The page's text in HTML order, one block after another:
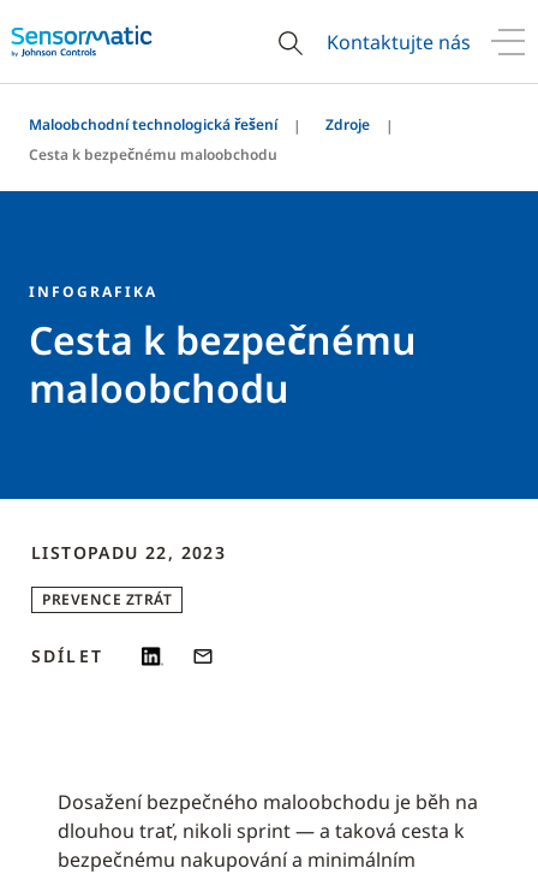
Kontaktujte nás
Maloobchodní technologická řešení
Zdroje
Cesta k bezpečnému maloobchodu
INFOGRAFIKA
Cesta k bezpečnému
maloobchodu
LISTOPADU 22, 2023
PREVENCE ZTRÁT
SDÍLET
Dosažení bezpečného maloobchodu je běh na
dlouhou trať, nikoli sprint — a taková cesta k
bezpečnému nakupování a minimálním